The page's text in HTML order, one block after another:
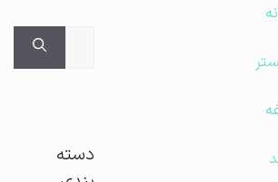
دسته